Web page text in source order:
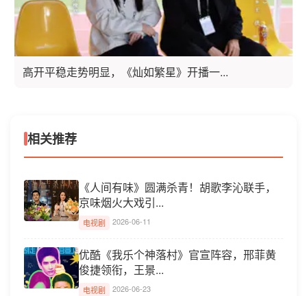
高开平稳走势明显，《灿如繁星》开播一...
相关推荐
《人间有味》圆满杀青！胡歌李沁联手，
京味烟火大戏引...
电视剧 2026-06-11
优酷《我乐个神落村》官宣阵容，邢菲黄
俊捷领衔，王景...
电视剧 2026-06-23